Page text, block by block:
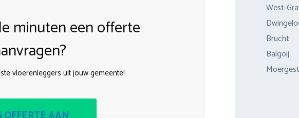
minuten een offerte
vloerenleggers uit jouw gemeente!
West-
Brucht
Balgoij